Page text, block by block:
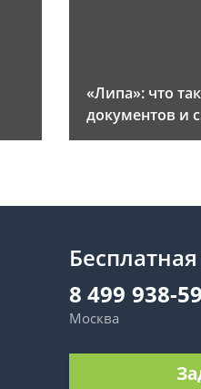
«Липа»: что
документов и
8 499 938-
Москва